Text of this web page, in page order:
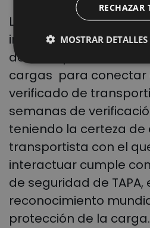
Los cargadores y
incluidos aquellos que
de TAPA, pueden
cargas para conectar
verificado de
semanas de
teniendo la certeza de
transportista con el
interactuar cumple
de seguridad de TAPA,
reconocimiento
protección de la carga.
RECHAZAR
MOSTRAR DETALLES